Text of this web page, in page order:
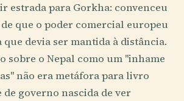
estrada para Gorkha: convenceu
que o poder comercial europeu
que devia ser mantida à distância.
sobre o Nepal como um "inhame
não era metáfora para livro
de governo nascida de ver